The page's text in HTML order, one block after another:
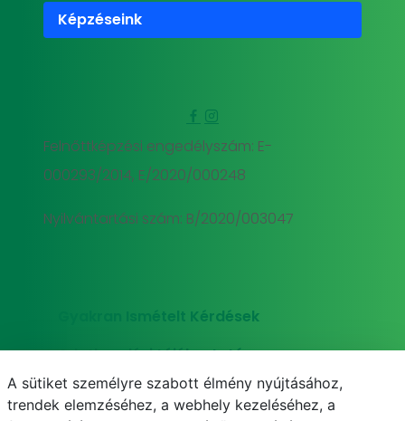
Képzéseink
Felnőttképzési engedélyszám: E-
000293/2014, E/2020/000248
Nyilvántartási szám: B/2020/003047
Gyakran Ismételt Kérdések
Adatkezelési tájékoztató
Süti (cookie) tájékoztató
A sütiket személyre szabott élmény nyújtásához,
trendek elemzéséhez, a webhely kezeléséhez, a